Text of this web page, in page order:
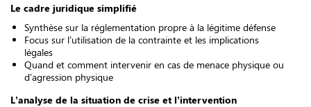
Le cadre juridique simplifié
Synthèse sur la réglementation propre à la légitime défense
Focus sur l’utilisation de la contrainte et les implications
légales
Quand et comment intervenir en cas de menace physique ou
d’agression physique
L’analyse de la situation de crise et l’intervention